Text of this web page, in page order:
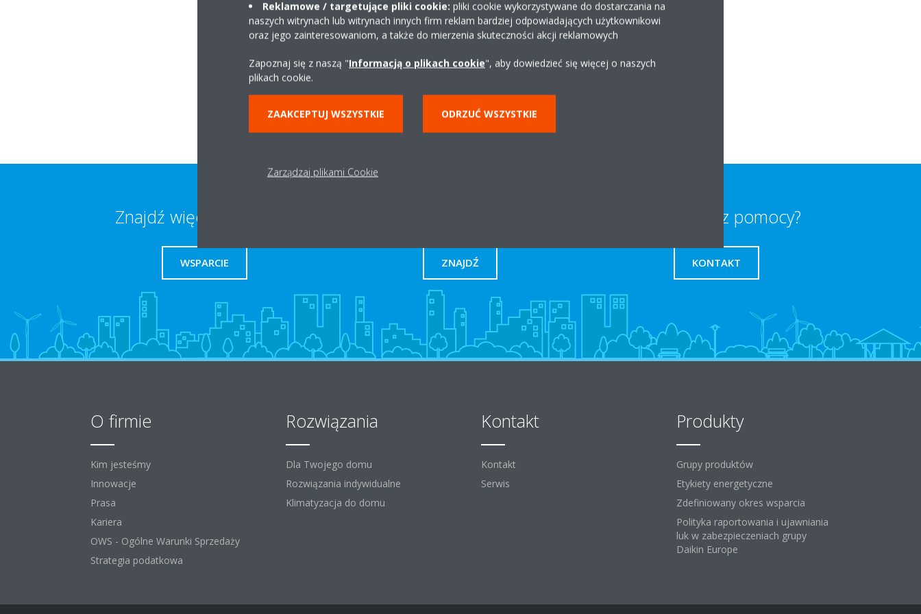
1 Maja 19 G
62-500 Konin
730 933 503
Uzyskaj wskazówki
Znajdź więcej informacji
WSPARCIE ZNAJDŹ
Potrzebujesz pomocy?
KONTAKT
O firmie
Kim jesteśmy
Innowacje
Prasa
Kariera
OWS - Ogólne Warunki Sprzedaży
Strategia podatkowa
Rozwiązania
Dla Twojego domu
Rozwiązania indywidualne
Klimatyzacja do domu
Kontakt
Kontakt
Serwis
Produkty
Grupy produktów
Etykiety energetyczne
Zdefiniowany okres wsparcia
Polityka raportowania i ujawniania
luk w zabezpieczeniach grupy
Daikin Europe
Reklamowe / targetujące pliki cookie: pliki cookie wykorzystywane do dostarczania na
naszych witrynach lub witrynach innych firm reklam bardziej odpowiadających użytkownikowi
oraz jego zainteresowaniom, a także do mierzenia skuteczności akcji reklamowych
Zapoznaj się z naszą "Informacją o plikach cookie", aby dowiedzieć się więcej o naszych
plikach cookie.
ZAAKCEPTUJ WSZYSTKIE ODRZUĆ WSZYSTKIE
Zarządzaj plikami Cookie